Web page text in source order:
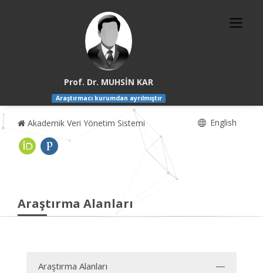
Prof. Dr. MUHSİN KAR
Araştırmacı kurumdan ayrılmıştır
Akademik Veri Yönetim Sistemi English
Araştırma Alanları
Araştırma Alanları